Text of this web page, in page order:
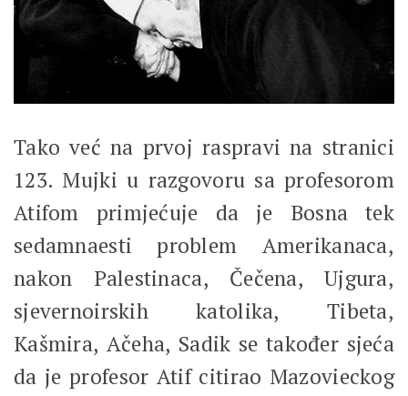
Tako već na prvoj raspravi na stranici
123. Mujki u razgovoru sa profesorom
Atifom primjećuje da je Bosna tek
sedamnaesti problem Amerikanaca,
nakon Palestinaca, Čečena, Ujgura,
sjevernoirskih katolika, Tibeta,
Kašmira, Ačeha, Sadik se također sjeća
da je profesor Atif citirao Mazovieckog